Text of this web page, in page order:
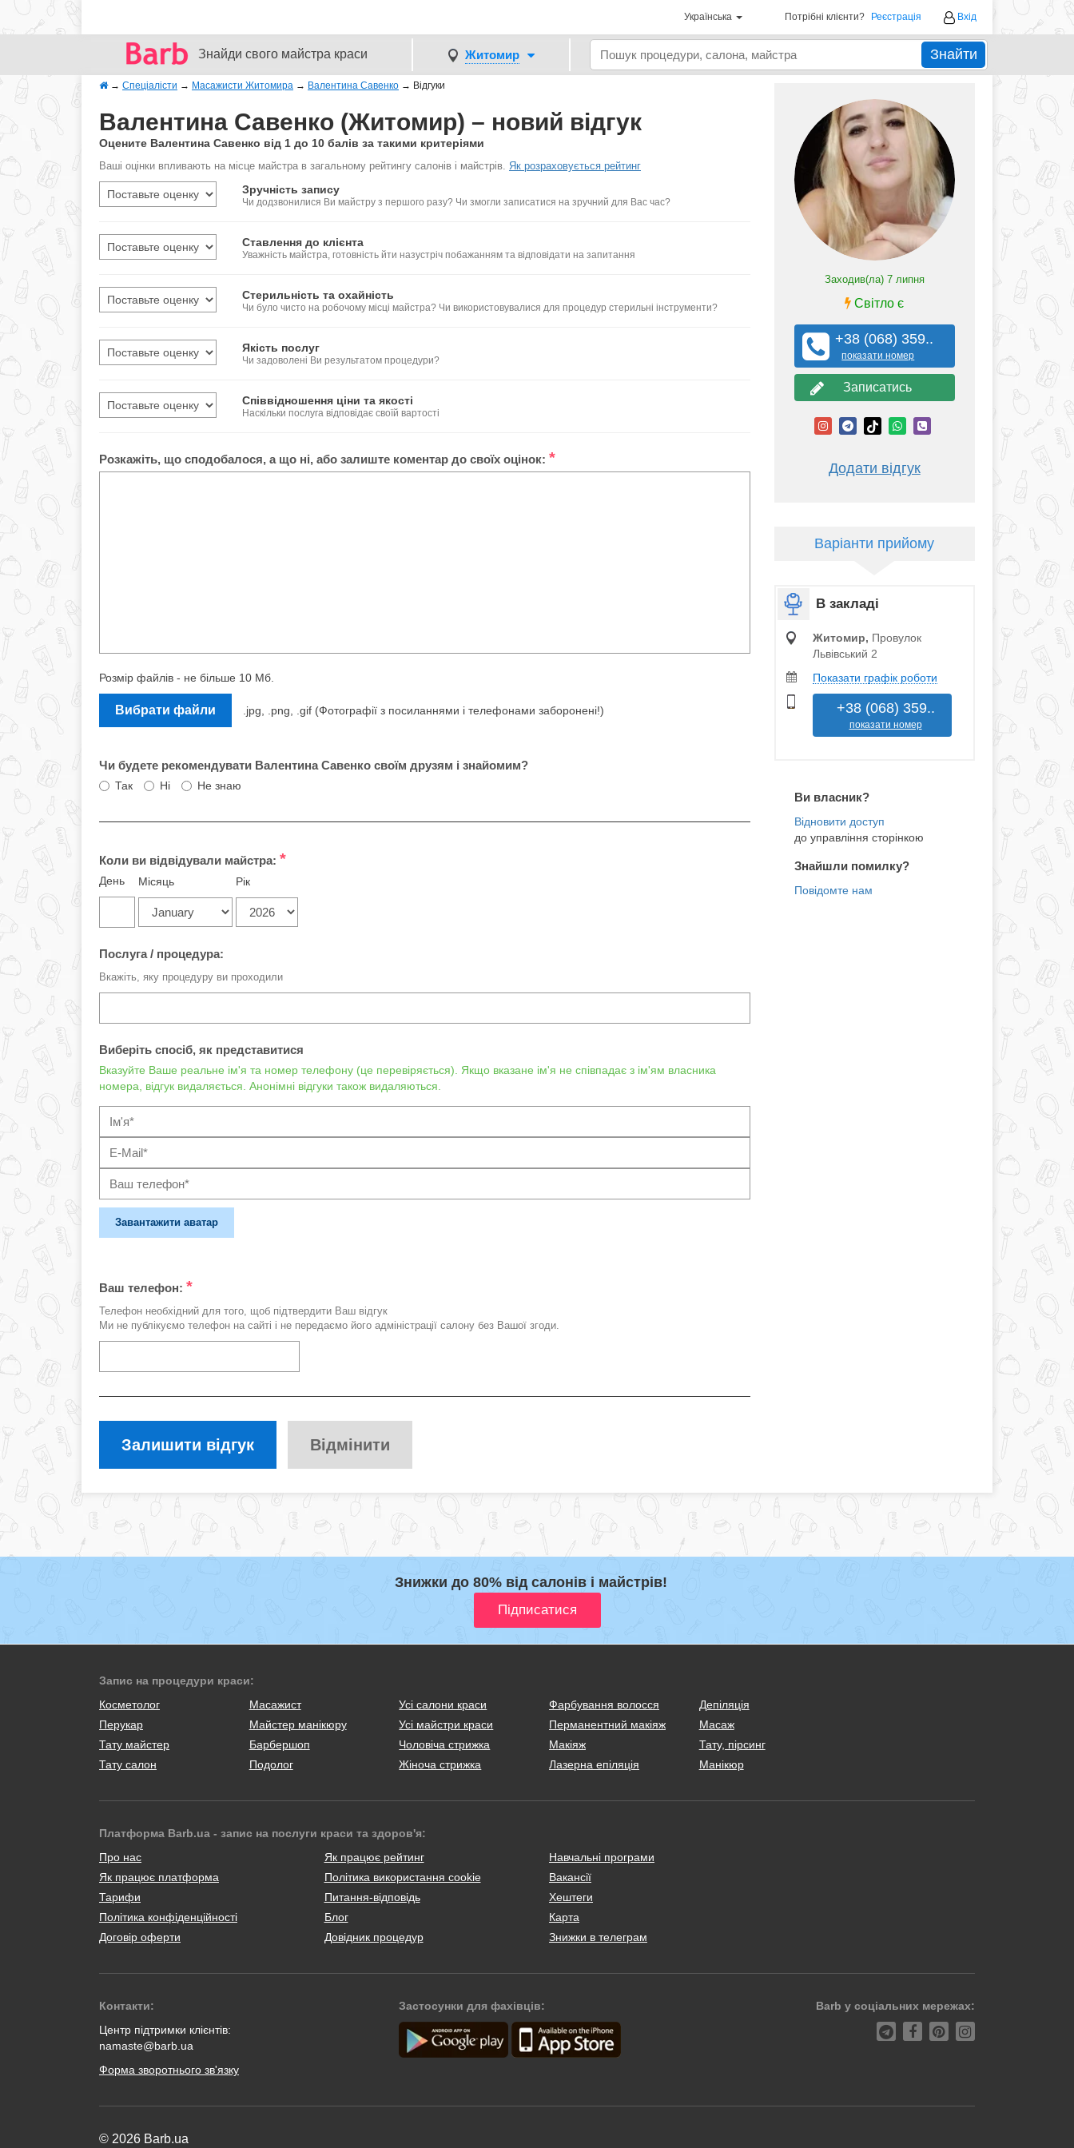
Українська Потрібні клієнти? Реєстрація Вхід
Знайди свого майстра краси Житомир Знайти
→ Спеціалісти → Масажисти Житомира → Валентина Савенко → Відгуки
Валентина Савенко (Житомир) – новий відгук
Оцените Валентина Савенко від 1 до 10 балів за такими критеріями
Ваші оцінки впливають на місце майстра в загальному рейтингу салонів і майстрів. Як розраховується рейтинг
Зручність запису
Чи додзвонилися Ви майстру з першого разу? Чи змогли записатися на зручний для Вас час?
Ставлення до клієнта
Уважність майстра, готовність йти назустріч побажанням та відповідати на запитання
Стерильність та охайність
Чи було чисто на робочому місці майстра? Чи використовувалися для процедур стерильні інструменти?
Якість послуг
Чи задоволені Ви результатом процедури?
Співвідношення ціни та якості
Наскільки послуга відповідає своїй вартості
Розкажіть, що сподобалося, а що ні, або залиште коментар до своїх оцінок: *
Розмір файлів - не більше 10 Мб.
Вибрати файли .jpg, .png, .gif (Фотографії з посиланнями і телефонами заборонені!)
Чи будете рекомендувати Валентина Савенко своїм друзям і знайомим?
Так Ні Не знаю
Коли ви відвідували майстра: *
День Місяць Рік
Послуга / процедура:
Вкажіть, яку процедуру ви проходили
Виберіть спосіб, як представитися
Вказуйте Ваше реальне ім'я та номер телефону (це перевіряється). Якщо вказане ім'я не співпадає з ім'ям власника
номера, відгук видаляється. Анонімні відгуки також видаляються.
Завантажити аватар
Ваш телефон: *
Телефон необхідний для того, щоб підтвердити Ваш відгук
Ми не публікуємо телефон на сайті і не передаємо його адміністрації салону без Вашої згоди.
Залишити відгук Відмінити
Заходив(ла) 7 липня
Світло є
+38 (068) 359..
показати номер
Записатись
Додати відгук
Варіанти прийому
В закладі
Житомир, Провулок
Львівський 2
Показати графік роботи
+38 (068) 359..
показати номер
Ви власник?
до управління сторінкою
Знайшли помилку?
Знижки до 80% від салонів і майстрів!
Запис на процедури краси:
Косметолог
Масажист
Перукар
Майстер манікюру
Тату майстер
Барбершоп
Тату салон
Подолог
Усі салони краси
Усі майстри краси
Чоловіча стрижка
Жіноча стрижка
Фарбування волосся
Перманентний макіяж
Макіяж
Лазерна епіляція
Депіляція
Масаж
Тату, пірсинг
Манікюр
Платформа Barb.ua - запис на послуги краси та здоров'я:
Про нас
Як працює платформа
Тарифи
Політика конфіденційності
Договір оферти
Як працює рейтинг
Політика використання cookie
Питання-відповідь
Блог
Довідник процедур
Навчальні програми
Вакансії
Хештеги
Карта
Знижки в телеграм
Контакти:
Центр підтримки клієнтів:
namaste@barb.ua
Форма зворотнього зв'язку
Застосунки для фахівців: Barb у соціальних мережах:
© 2026 Barb.ua